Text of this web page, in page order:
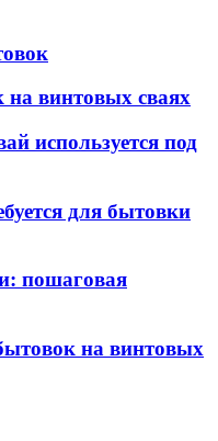
винтовых сваях
используется под
для бытовки
пошаговая
на винтовых